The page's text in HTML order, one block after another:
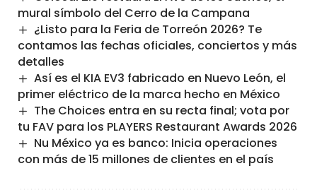
mural símbolo del Cerro de la Campana
¿Listo para la Feria de Torreón 2026? Te
contamos las fechas oficiales, conciertos y más
detalles
Así es el KIA EV3 fabricado en Nuevo León, el
primer eléctrico de la marca hecho en México
The Choices entra en su recta final; vota por
tu FAV para los PLAYERS Restaurant Awards 2026
Nu México ya es banco: Inicia operaciones
con más de 15 millones de clientes en el país